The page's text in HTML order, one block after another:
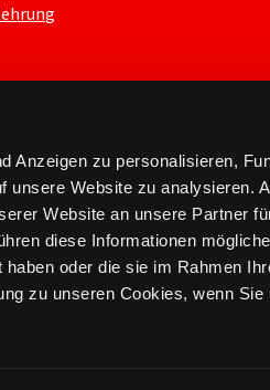
Anzeigen zu personalisieren,
unsere Website zu analysieren.
Website an unsere Partner
diese Informationen
oder die sie im Rahmen
zu unseren Cookies, wenn